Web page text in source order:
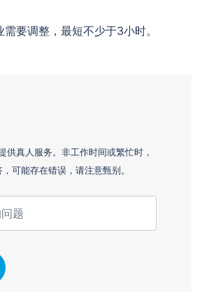
要调整，最短不少于3小时。
供真人服务。非工作时间或繁忙时，
可能存在错误，请注意甄别。